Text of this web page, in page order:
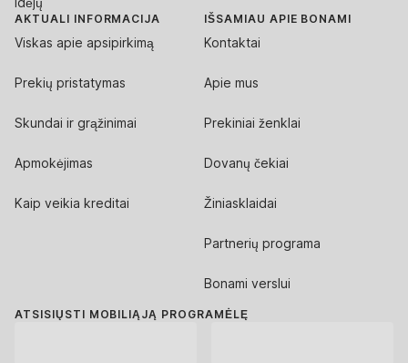
AKTUALI INFORMACIJA
Viskas apie apsipirkimą
Prekių pristatymas
Skundai ir grąžinimai
Apmokėjimas
Kaip veikia kreditai
IŠSAMIAU APIE BONAMI
Kontaktai
Apie mus
Prekiniai ženklai
Dovanų čekiai
Žiniasklaidai
Partnerių programa
Bonami verslui
ATSISIŲSTI MOBILIĄJĄ PROGRAMĖLĘ